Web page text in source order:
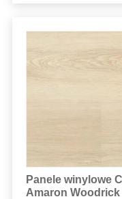
Panele winylowe
Amaron Woodrick